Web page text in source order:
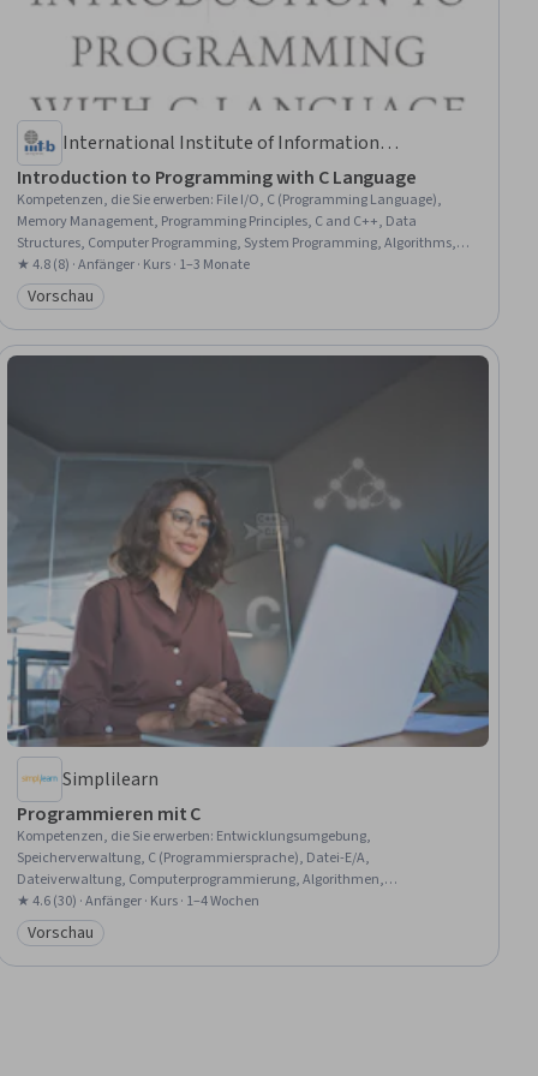
International Institute of Information
Technology Bangalore
Introduction to Programming with C Language
Kompetenzen, die Sie erwerben: File I/O, C (Programming Language),
Memory Management, Programming Principles, C and C++, Data
Structures, Computer Programming, System Programming, Algorithms,
Code Reusability, Program Development, Integrated Development
Environments, Software Installation, Problem Solving
★ 4.8 (8) · Anfänger · Kurs · 1–3 Monate
Kategorie: Vorschau
Vorschau
Simplilearn
Programmieren mit C
Kompetenzen, die Sie erwerben: Entwicklungsumgebung,
Speicherverwaltung, C (Programmiersprache), Datei-E/A,
Dateiverwaltung, Computerprogrammierung, Algorithmen,
Datenverwaltung, Grundsätze der Programmierung, C und C++,
Programm-Entwicklung, Daten-Strukturen, Rechnerische Logik, Andere
Programmiersprachen
★ 4.6 (30) · Anfänger · Kurs · 1–4 Wochen
Kategorie: Vorschau
Vorschau